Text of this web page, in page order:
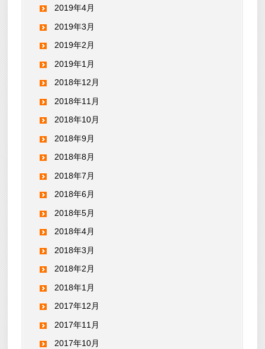
2019年4月
2019年3月
2019年2月
2019年1月
2018年12月
2018年11月
2018年10月
2018年9月
2018年8月
2018年7月
2018年6月
2018年5月
2018年4月
2018年3月
2018年2月
2018年1月
2017年12月
2017年11月
2017年10月